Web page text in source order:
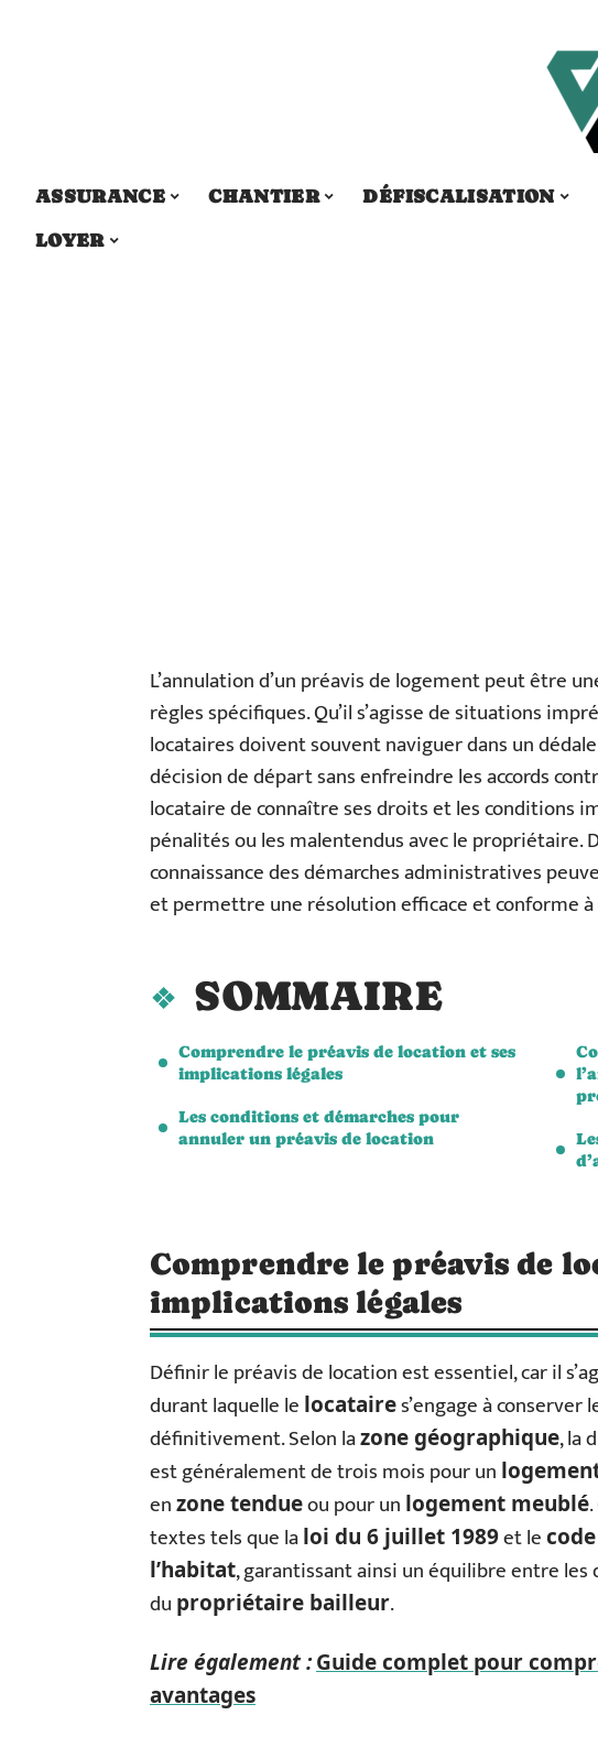
ASSURANCE CHANTIER DÉFISCALISATION
LOYER
L’annulation d’un préavis de logement peut être
règles spécifiques. Qu’il s’agisse de situations
locataires doivent souvent naviguer dans un
décision de départ sans enfreindre les accords
locataire de connaître ses droits et les conditions
pénalités ou les malentendus avec le propriétaire.
connaissance des démarches administratives
et permettre une résolution efficace et conforme
SOMMAIRE
Comprendre le préavis de location et ses
implications légales
Les conditions et démarches pour
annuler un préavis de location
Comprendre le préavis de
implications légales
Définir le préavis de location est essentiel, car il
durant laquelle le locataires’engage à
définitivement. Selon lazone géographique, la
est généralement de trois mois pour un
enzone tendueou pour un logement meublé
textes tels que laloi du 6 juillet 1989et le
l’habitat, garantissant ainsi un équilibre entre
du propriétaire bailleur.
Lire également :Guide complet pour
avantages